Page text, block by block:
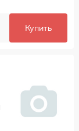
Купить